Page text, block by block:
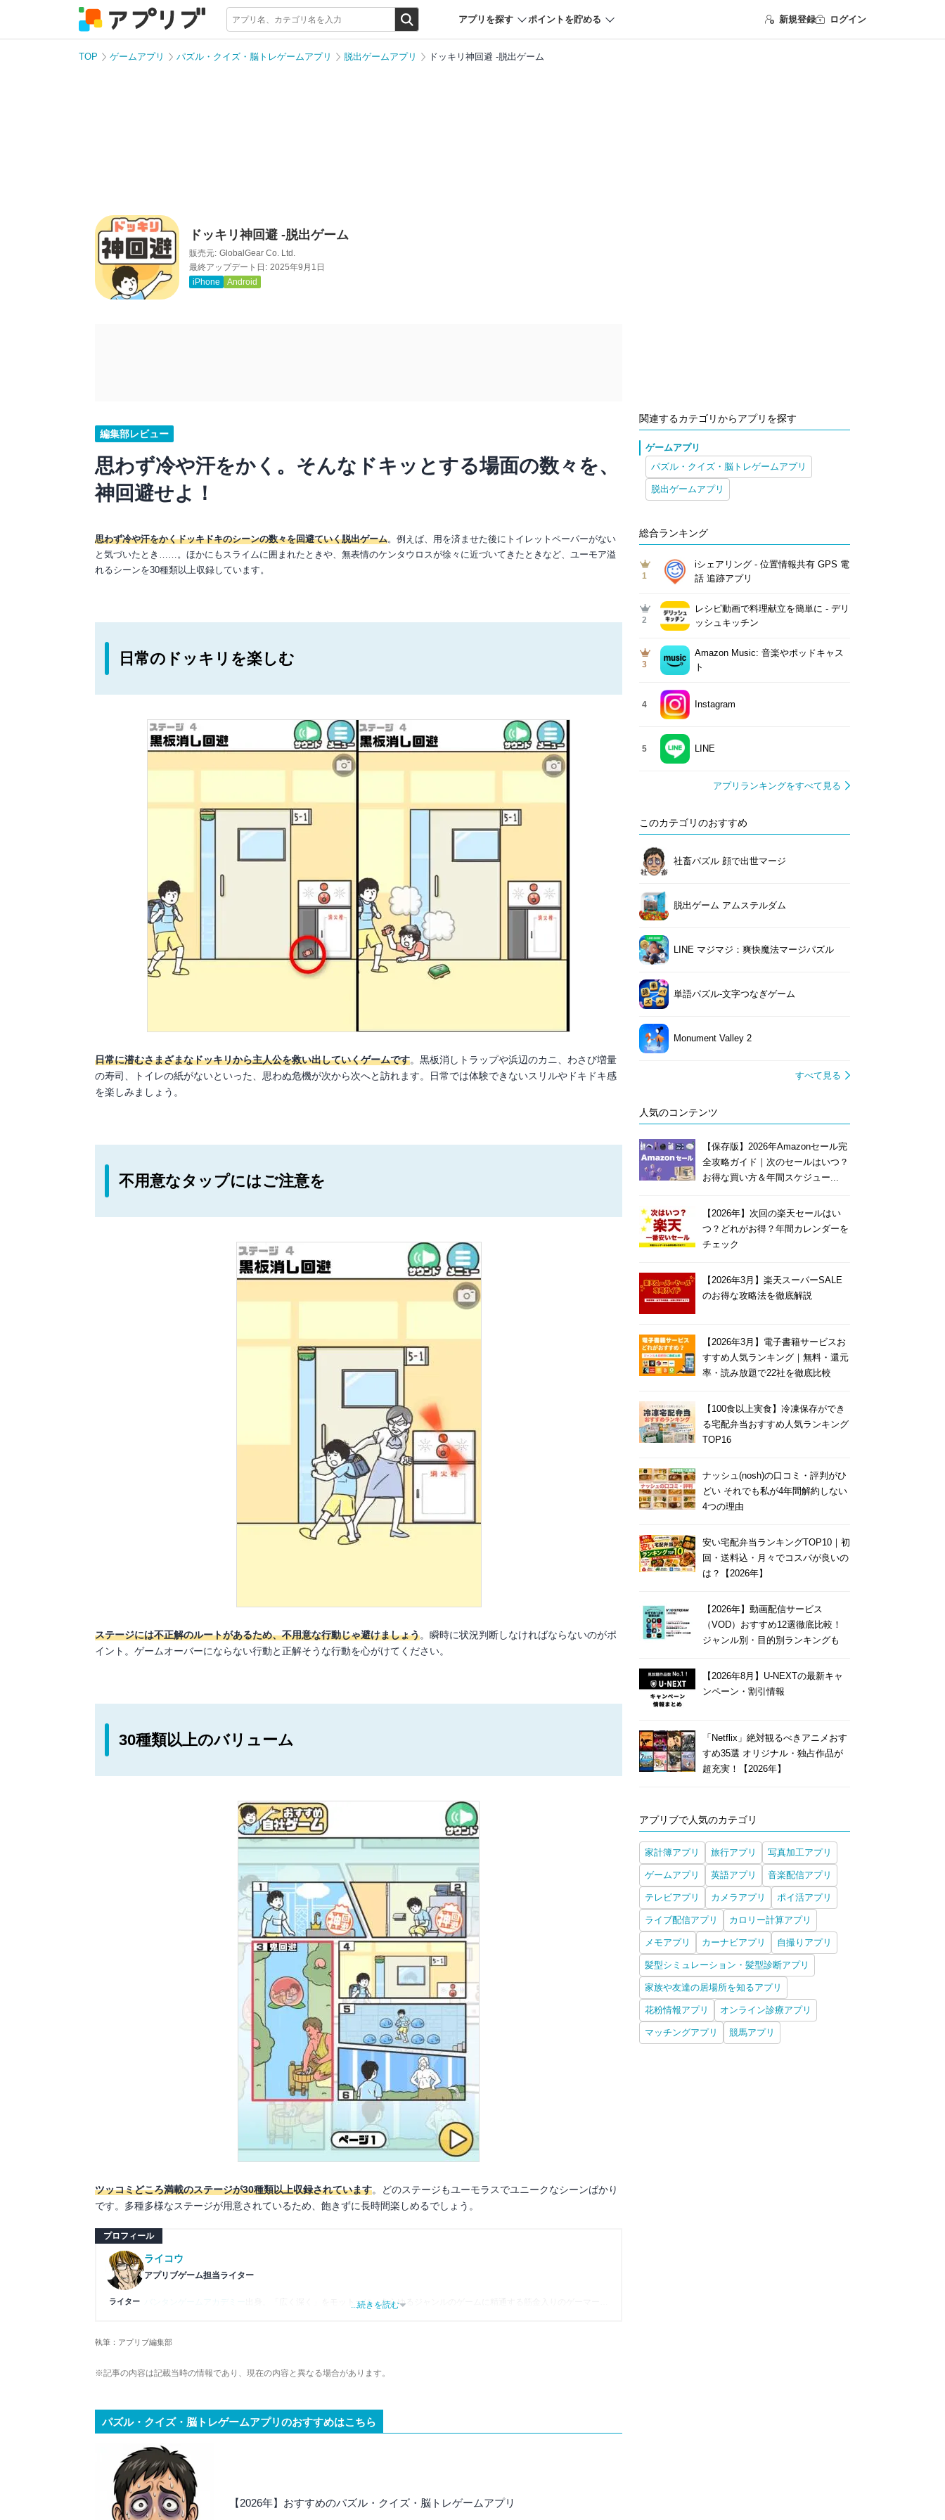
アプリを探す ポイントを貯める 新規登録 ログイン
TOP ゲームアプリ パズル・クイズ・脳トレゲームアプリ 脱出ゲームアプリ ドッキリ神回避 -脱出ゲーム
ドッキリ神回避 -脱出ゲーム
販売元: GlobalGear Co. Ltd.
最終アップデート日: 2025年9月1日
iPhone
Android
編集部レビュー
思わず冷や汗をかく。そんなドキッとする場面の数々を、
神回避せよ！
思わず冷や汗をかくドッキドキのシーンの数々を回避ていく脱出ゲーム。例えば、用を済ませた後にトイレットペーパーがない
と気づいたとき……。ほかにもスライムに囲まれたときや、無表情のケンタウロスが徐々に近づいてきたときなど、ユーモア溢
れるシーンを30種類以上収録しています。
日常のドッキリを楽しむ
日常に潜むさまざまなドッキリから主人公を救い出していくゲームです。黒板消しトラップや浜辺のカニ、わさび増量
の寿司、トイレの紙がないといった、思わぬ危機が次から次へと訪れます。日常では体験できないスリルやドキドキ感
を楽しみましょう。
不用意なタップにはご注意を
ステージには不正解のルートがあるため、不用意な行動じゃ避けましょう。瞬時に状況判断しなければならないのがポ
イント。ゲームオーバーにならない行動と正解そうな行動を心がけてください。
30種類以上のバリューム
ツッコミどころ満載のステージが30種類以上収録されています。どのステージもユーモラスでユニークなシーンばかり
です。多種多様なステージが用意されているため、飽きずに長時間楽しめるでしょう。
プロフィール
ライター
ライコウ
アプリブゲーム担当ライター
出身。「広く深く」をモットーに、あらゆるジャンルのゲームに精通する筋金入りのゲーマー。
や専門知識の深さは業界内でも高く評価されている。現在は、アプリブでゲーム関連のコンテンツを豊富に執筆中。
...続きを読む
執筆：アプリブ編集部
※記事の内容は記載当時の情報であり、現在の内容と異なる場合があります。
パズル・クイズ・脳トレゲームアプリのおすすめはこちら
【2026年】おすすめのパズル・クイズ・脳トレゲームアプリ
関連するカテゴリからアプリを探す
ゲームアプリ
パズル・クイズ・脳トレゲームアプリ
脱出ゲームアプリ
総合ランキング
1
iシェアリング - 位置情報共有 GPS 電
話 追跡アプリ
2
レシピ動画で料理献立を簡単‪に - デリ
ッシュキッチン
3
Amazon Music: 音楽やポッドキャス
ト
4 Instagram
5 LINE
アプリランキングをすべて見る
このカテゴリのおすすめ
社畜パズル 顔で出世マージ
脱出ゲーム アムステルダム
LINE マジマジ：爽快魔法マージパズル
単語パズル-文字つなぎゲーム
Monument Valley 2
すべて見る
人気のコンテンツ
【保存版】2026年Amazonセール完
全攻略ガイド｜次のセールはいつ？
お得な買い方＆年間スケジュー...
【2026年】次回の楽天セールはい
つ？どれがお得？年間カレンダーを
チェック
【2026年3月】楽天スーパーSALE
のお得な攻略法を徹底解説
【2026年3月】電子書籍サービスお
すすめ人気ランキング｜無料・還元
率・読み放題で22社を徹底比較
【100食以上実食】冷凍保存ができ
る宅配弁当おすすめ人気ランキング
TOP16
ナッシュ(nosh)の口コミ・評判がひ
どい それでも私が4年間解約しない
4つの理由
安い宅配弁当ランキングTOP10｜初
回・送料込・月々でコスパが良いの
は？【2026年】
【2026年】動画配信サービス
（VOD）おすすめ12選徹底比較！
ジャンル別・目的別ランキングも
【2026年8月】U-NEXTの最新キャ
ンペーン・割引情報
「Netflix」絶対観るべきアニメおす
すめ35選 オリジナル・独占作品が
超充実！【2026年】
アプリブで人気のカテゴリ
家計簿アプリ 旅行アプリ 写真加工アプリ
ゲームアプリ 英語アプリ 音楽配信アプリ
テレビアプリ カメラアプリ ポイ活アプリ
ライブ配信アプリ カロリー計算アプリ
メモアプリ カーナビアプリ 自撮りアプリ
髪型シミュレーション・髪型診断アプリ
家族や友達の居場所を知るアプリ
花粉情報アプリ オンライン診療アプリ
マッチングアプリ 競馬アプリ